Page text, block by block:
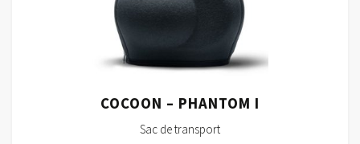
COCOON – PHANTOM I
Sac de transport